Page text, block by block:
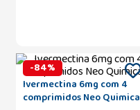
-84%
Ivermectina 6mg com 4
comprimidos Neo Quimica